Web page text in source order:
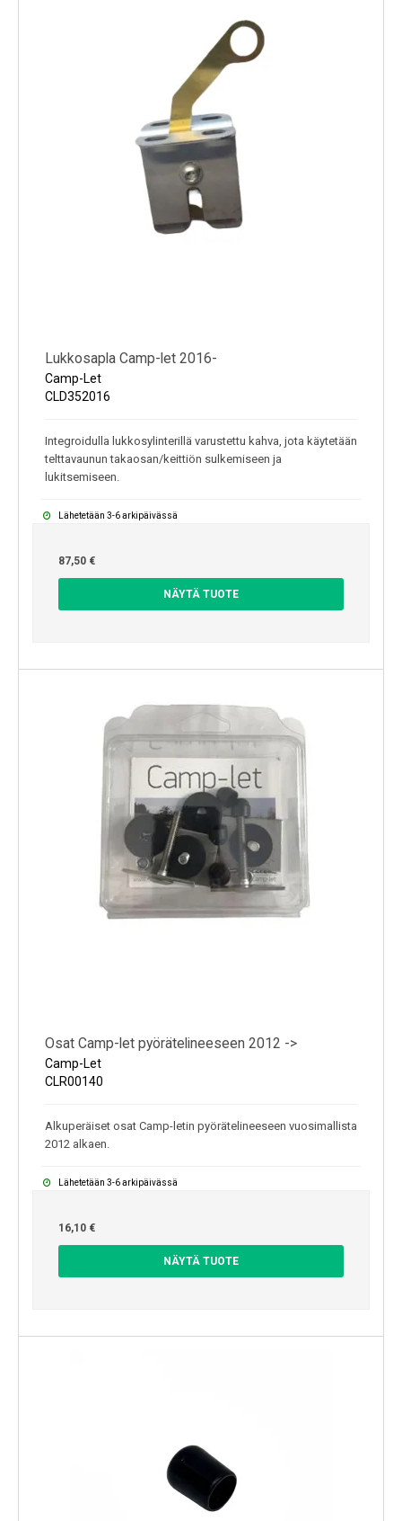
Lukkosapla Camp-let 2016-
Camp-Let
CLD352016
Integroidulla lukkosylinterillä varustettu kahva, jota käytetään
telttavaunun takaosan/keittiön sulkemiseen ja
lukitsemiseen.
Lähetetään 3-6 arkipäivässä
87,50 €
NÄYTÄ TUOTE
Osat Camp-let pyörätelineeseen 2012 ->
Camp-Let
CLR00140
Alkuperäiset osat Camp-letin pyörätelineeseen vuosimallista
2012 alkaen.
Lähetetään 3-6 arkipäivässä
16,10 €
NÄYTÄ TUOTE